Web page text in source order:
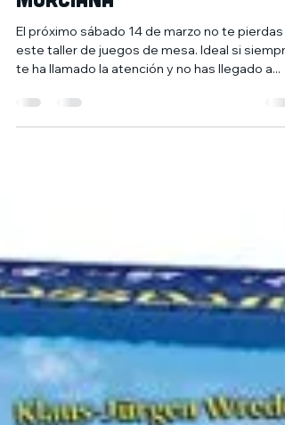
Y DEGUSTACIÓN DE CERVEZA
MURCIANA
El próximo sábado 14 de marzo no te pierdas
este taller de juegos de mesa. Ideal si siempre